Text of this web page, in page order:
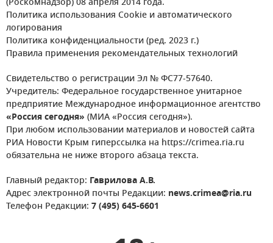
Политика использования Cookie и автоматического
логирования
Политика конфиденциальности (ред. 2023 г.)
Правила применения рекомендательных технологий
Свидетельство о регистрации Эл № ФС77-57640.
Учредитель: Федеральное государственное унитарное
предприятие Международное информационное агентство
«Россия сегодня» (МИА «Россия сегодня»).
При любом использовании материалов и новостей сайта
РИА Новости Крым гиперссылка на https://crimea.ria.ru
обязательна не ниже второго абзаца текста.
Главный редактор: Гаврилова А.В.
Адрес электронной почты Редакции: news.crimea@ria.ru
Телефон Редакции: 7 (495) 645-6601